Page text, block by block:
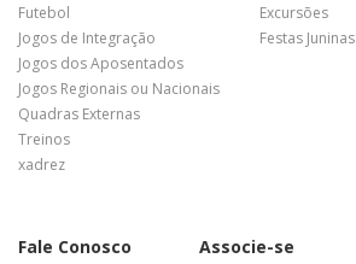
Futebol
Jogos de Integração
Jogos dos Aposentados
Jogos Regionais ou Nacionais
Quadras Externas
Treinos
xadrez
Excursões
Festas Juninas
Fale Conosco Associe-se